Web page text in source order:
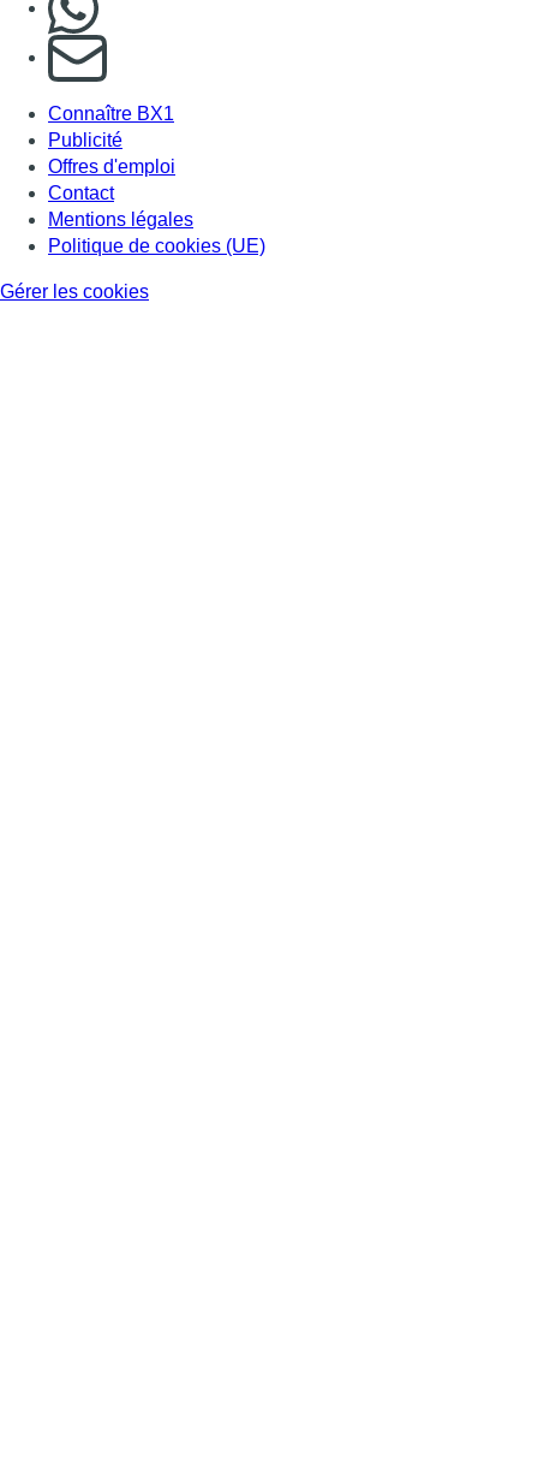
S'abonner à notre newsletter
Connaître BX1
Publicité
Offres d'emploi
Contact
Mentions légales
Politique de cookies (UE)
Gérer les cookies